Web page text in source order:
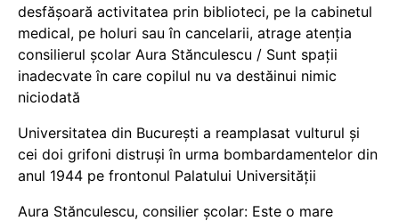
desfășoară activitatea prin biblioteci, pe la cabinetul
medical, pe holuri sau în cancelarii, atrage atenția
consilierul școlar Aura Stănculescu / Sunt spații
inadecvate în care copilul nu va destăinui nimic
niciodată
Universitatea din București a reamplasat vulturul și
cei doi grifoni distruși în urma bombardamentelor din
anul 1944 pe frontonul Palatului Universității
Aura Stănculescu, consilier școlar: Este o mare